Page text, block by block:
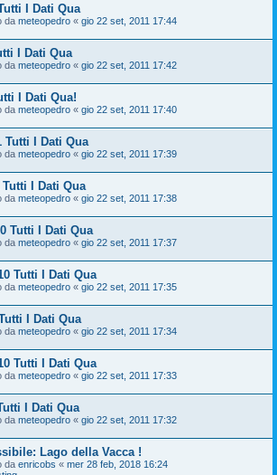
I Dati Qua
da meteopedro « gio 22 set, 2011 17:44
I Dati Qua
da meteopedro « gio 22 set, 2011 17:42
I Dati Qua!
da meteopedro « gio 22 set, 2011 17:40
Tutti I Dati Qua
da meteopedro « gio 22 set, 2011 17:39
Tutti I Dati Qua
da meteopedro « gio 22 set, 2011 17:38
Tutti I Dati Qua
da meteopedro « gio 22 set, 2011 17:37
Tutti I Dati Qua
da meteopedro « gio 22 set, 2011 17:35
I Dati Qua
da meteopedro « gio 22 set, 2011 17:34
Tutti I Dati Qua
da meteopedro « gio 22 set, 2011 17:33
I Dati Qua
da meteopedro « gio 22 set, 2011 17:32
Lago della Vacca !
da enricobs « mer 28 feb, 2018 16:24